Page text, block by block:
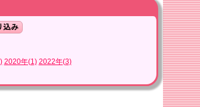
込み
2020年(1) 2022年(3)